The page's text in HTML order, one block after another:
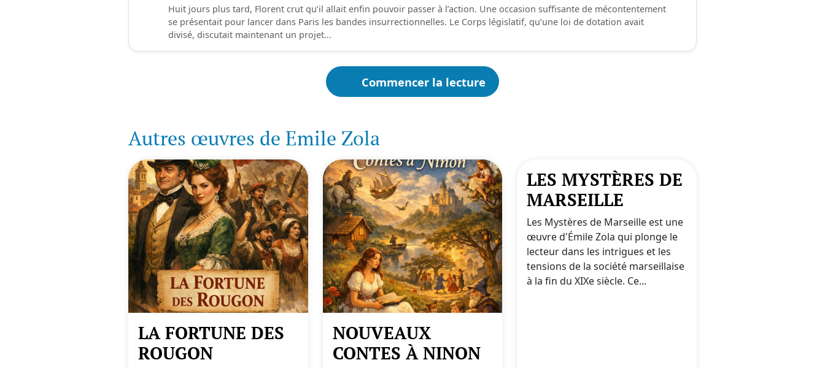
Huit jours plus tard, Florent crut qu’il allait enfin pouvoir passer à l’action. Une occasion suffisante de mécontentement
se présentait pour lancer dans Paris les bandes insurrectionnelles. Le Corps législatif, qu’une loi de dotation avait
divisé, discutait maintenant un projet...
Commencer la lecture
Autres œuvres de Emile Zola
LA FORTUNE DES
ROUGON
NOUVEAUX
CONTES À NINON
LES MYSTÈRES DE
MARSEILLE
Les Mystères de Marseille est une
œuvre d'Émile Zola qui plonge le
lecteur dans les intrigues et les
tensions de la société marseillaise
à la fin du XIXe siècle. Ce...